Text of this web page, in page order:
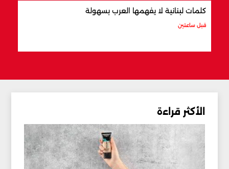
كلمات لبنانية لا يفهمها العرب بسهولة
قبل ساعتين
الأكثر قراءة